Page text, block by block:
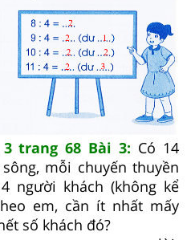
trang 68 Bài 3: Có 14
mỗi chuyến thuyền
người khách (không kể
em, cần ít nhất mấy
số khách đó?